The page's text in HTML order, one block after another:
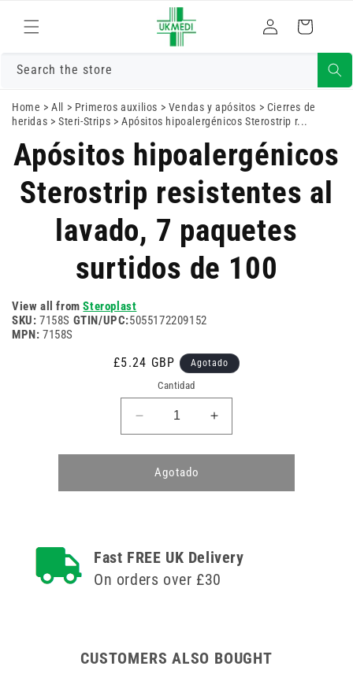
directamente
al contenido
Iniciar
sesión
Carrito
Search the store
Home >All > Primeros auxilios > Vendas y apósitos > Cierres de
heridas >Steri-Strips >Apósitos hipoalergénicos Sterostrip r...
Ir
directamente
a la
información
del producto
Apósitos hipoalergénicos
Sterostrip resistentes al
lavado, 7 paquetes
surtidos de 100
View all fromSteroplast
SKU: 7158S GTIN/UPC:5055172209152
MPN: 7158S
Precio
habitual
£5.24 GBP Agotado
Cantidad
Reducir
cantidad
para
Apósitos
hipoalergénicos
lavado,
paquetes
Aumentar
cantidad
para
hipoalergénicos
lavado,
7
paquetes
Agotado
Fast FREE UK Delivery
On orders over £30
CUSTOMERS ALSO BOUGHT